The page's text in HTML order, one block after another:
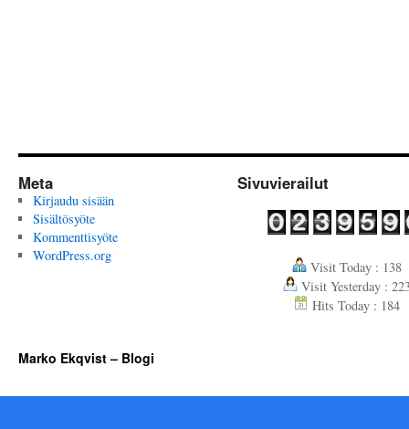
Meta
Kirjaudu sisään
Sisältösyöte
Kommenttisyöte
WordPress.org
Sivuvierailut
Visit Today : 138
Visit Yesterday :
Hits Today : 184
Marko Ekqvist – Blogi